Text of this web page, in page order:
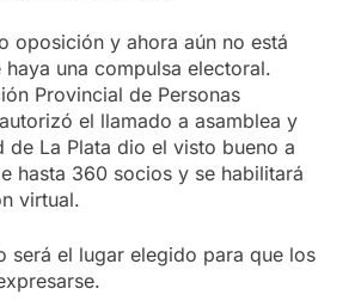
oposición y ahora aún no está
una compulsa electoral.
Provincial de Personas
el llamado a asamblea y
de La Plata dio el visto bueno a
hasta 360 socios y se habilitará
virtual.
será el lugar elegido para que los